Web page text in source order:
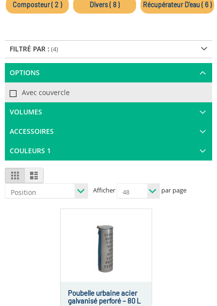
Composteur ( 2 ) Divers ( 8 ) Récupérateur D’eau ( 6 )
View
as
Grid List
Afficher par page
Poubelle urbaine acier
galvanisé perforé – 80 L
FILTRÉ PAR :
OPTIONS
Avec couvercle
VOLUMES
ACCESSOIRES
COULEURS 1